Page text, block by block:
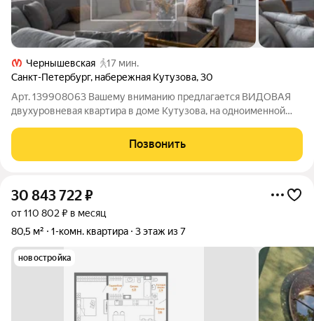
Чернышевская
17 мин.
Санкт-Петербург, набережная Кутузова,30
Арт. 139908063 Вашему вниманию предлагается ВИДОВАЯ
двухуровневая квартира в доме Кутузова, на одноименной
Парадная лестница с набережной. Двухуровневая квартира,
общей площадью 181,3 м
Позвонить
30 843 722₽
от 110 802 ₽ в месяц
80,5 м²
1-комн. квартира 3 этаж из 7
новостройка